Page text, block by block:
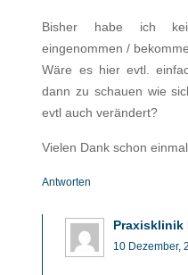
Bisher habe ich
eingenommen /
Wäre es hier evtl.
dann zu schauen wie
evtl auch verändert?
Vielen Dank schon einmal
Antworten
Praxisklinik
10 Dezember,